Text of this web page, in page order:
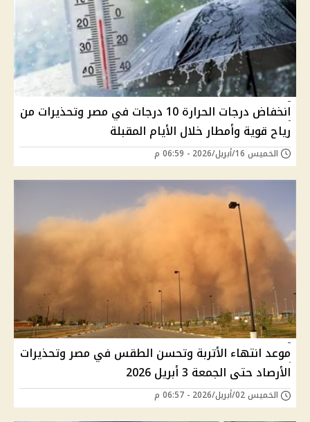
انخفاض درجات الحرارة 10 درجات في مصر وتحذيرات من
رياح قوية وأمطار خلال الأيام المقبلة
الخميس 16/أبريل/2026 - 06:59 م
موعد انتهاء الأتربة وتحسن الطقس في مصر وتحذيرات
الأرصاد حتى الجمعة 3 أبريل 2026
الخميس 02/أبريل/2026 - 06:57 م